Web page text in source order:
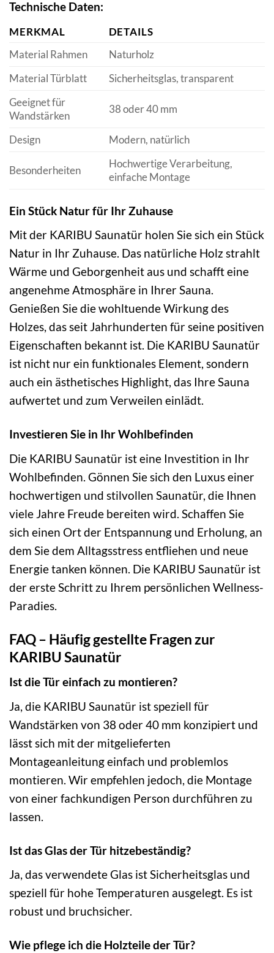
Technische Daten:
MERKMAL
DETAILS
Material Rahmen
Naturholz
Material Türblatt
Sicherheitsglas, transparent
Geeignet für
Wandstärken
38 oder 40 mm
Design Modern, natürlich
Besonderheiten
Hochwertige Verarbeitung,
einfache Montage
Ein Stück Natur für Ihr Zuhause
Mit der KARIBU Saunatür holen Sie sich ein Stück
Natur in Ihr Zuhause. Das natürliche Holz strahlt
Wärme und Geborgenheit aus und schafft eine
angenehme Atmosphäre in Ihrer Sauna.
Genießen Sie die wohltuende Wirkung des
Holzes, das seit Jahrhunderten für seine positiven
Eigenschaften bekannt ist. Die KARIBU Saunatür
ist nicht nur ein funktionales Element, sondern
auch ein ästhetisches Highlight, das Ihre Sauna
aufwertet und zum Verweilen einlädt.
Investieren Sie in Ihr Wohlbefinden
Die KARIBU Saunatür ist eine Investition in Ihr
Wohlbefinden. Gönnen Sie sich den Luxus einer
hochwertigen und stilvollen Saunatür, die Ihnen
viele Jahre Freude bereiten wird. Schaffen Sie
sich einen Ort der Entspannung und Erholung, an
dem Sie dem Alltagsstress entfliehen und neue
Energie tanken können. Die KARIBU Saunatür ist
der erste Schritt zu Ihrem persönlichen Wellness-
Paradies.
FAQ – Häufig gestellte Fragen zur
KARIBU Saunatür
Ist die Tür einfach zu montieren?
Ja, die KARIBU Saunatür ist speziell für
Wandstärken von 38 oder 40 mm konzipiert und
lässt sich mit der mitgelieferten
Montageanleitung einfach und problemlos
montieren. Wir empfehlen jedoch, die Montage
von einer fachkundigen Person durchführen zu
lassen.
Ist das Glas der Tür hitzebeständig?
Ja, das verwendete Glas ist Sicherheitsglas und
speziell für hohe Temperaturen ausgelegt. Es ist
robust und bruchsicher.
Wie pflege ich die Holzteile der Tür?